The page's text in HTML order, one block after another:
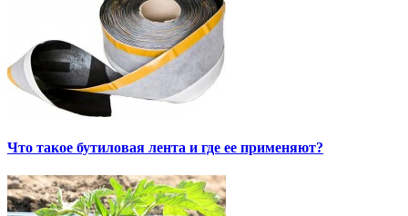
Что такое бутиловая лента и где ее применяют?